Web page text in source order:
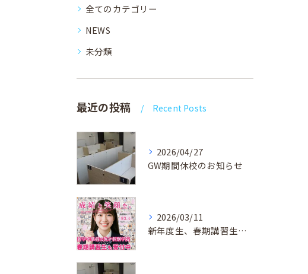
全てのカテゴリー
NEWS
未分類
最近の投稿 Recent Posts
2026/04/27
GW期間休校のお知らせ
2026/03/11
新年度生、春期講習生 受付中！